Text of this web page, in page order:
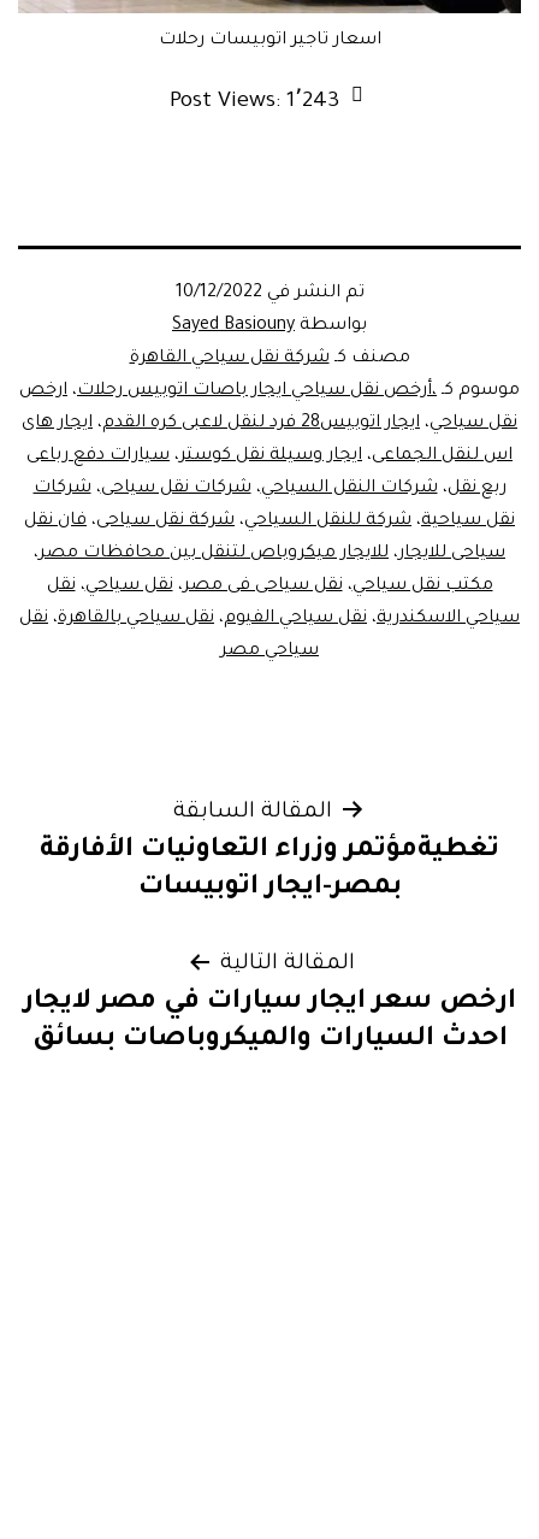
اسعار تاجير اتوبيسات رحلات
Post Views: 1٬243
تم النشر في 10/12/2022
بواسطة Sayed Basiouny
مصنف كـشركة نقل سياحي القاهرة
موسوم كـ ،أرخص نقل سياحي ايجار باصات اتوبيس رحلات، ارخص
نقل سياحي، ايجار اتوبيس28 فرد لنقل لاعبى كره القدم ، ايجار هاى
اس لنقل الجماعى، ايجار وسيلة نقل كوستر، سيارات دفع رباعى
ربع نقل،شركات النقل السياحي،شركات نقل سياحى،شركات
نقل سياحية، شركة للنقل السياحي، شركة نقل سياحى، فان نقل
سياحى للايجار، للايجار ميكروباص لتنقل بين محافظات مصر،
مكتب نقل سياحي،نقل سياحى فى مصر،نقل سياحي،نقل
سياحي الاسكندرية، نقل سياحي الفيوم، نقل سياحي بالقاهرة، نقل
سياحي مصر
المقالات
المقالة السابقة
تغطيةمؤتمر وزراء التعاونيات الأفارقة
بمصر-ايجار اتوبيسات
المقالة التالية
ارخص سعر ايجار سيارات في مصر لايجار
احدث السيارات والميكروباصات بسائق